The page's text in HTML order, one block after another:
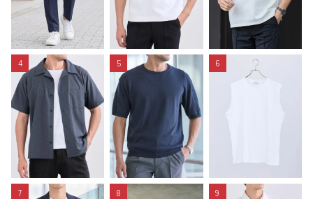
4 5 6
7 8 9